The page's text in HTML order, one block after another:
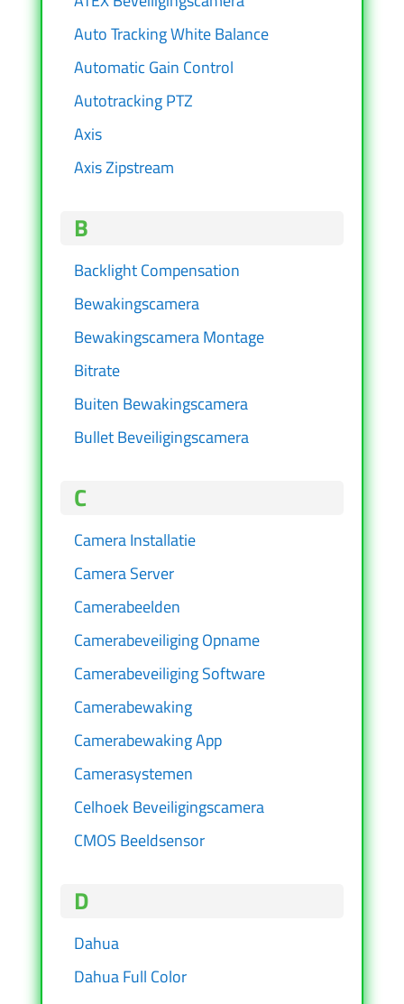
Auto Tracking White Balance
Automatic Gain Control
Autotracking PTZ
Axis
Axis Zipstream
B
Backlight Compensation
Bewakingscamera
Bewakingscamera Montage
Bitrate
Buiten Bewakingscamera
Bullet Beveiligingscamera
C
Camera Installatie
Camera Server
Camerabeelden
Camerabeveiliging Opname
Camerabeveiliging Software
Camerabewaking
Camerabewaking App
Camerasystemen
Celhoek Beveiligingscamera
CMOS Beeldsensor
D
Dahua
Dahua Full Color